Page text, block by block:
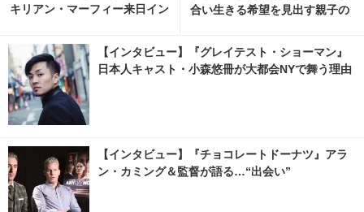
キリアン・マーフィー来日イン
合い生きる希望を見出す親子の
と』
【インタビュー】『グレイテスト・ショーマン』
日本人キャスト・小森悠冊が大都会NYで舞う理由
【インタビュー】『チョコレートドーナツ』アラ
ン・カミング＆監督が語る…“出会い”